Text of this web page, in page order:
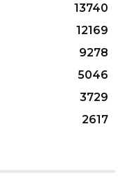
13740
12169
9278
5046
3729
2617